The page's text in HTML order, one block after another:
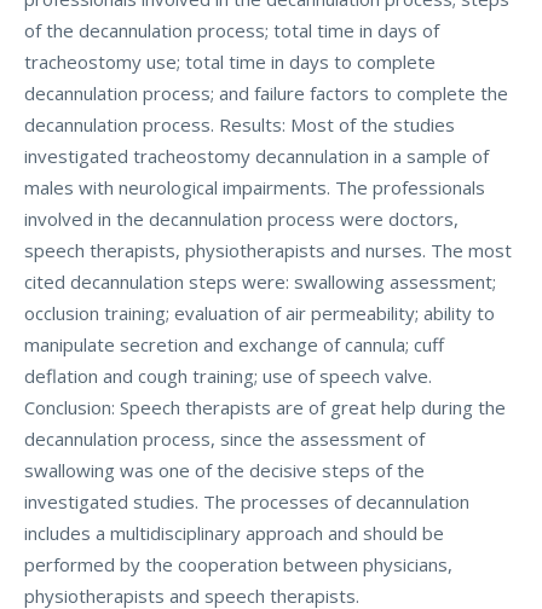
of the decannulation process; total time in days of
tracheostomy use; total time in days to complete
decannulation process; and failure factors to complete the
decannulation process. Results: Most of the studies
investigated tracheostomy decannulation in a sample of
males with neurological impairments. The professionals
involved in the decannulation process were doctors,
speech therapists, physiotherapists and nurses. The most
cited decannulation steps were: swallowing assessment;
occlusion training; evaluation of air permeability; ability to
manipulate secretion and exchange of cannula; cuff
deflation and cough training; use of speech valve.
Conclusion: Speech therapists are of great help during the
decannulation process, since the assessment of
swallowing was one of the decisive steps of the
investigated studies. The processes of decannulation
includes a multidisciplinary approach and should be
performed by the cooperation between physicians,
physiotherapists and speech therapists.